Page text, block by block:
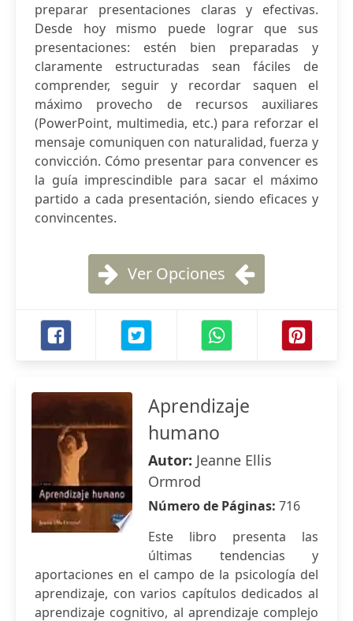
preparar presentaciones claras y efectivas.
Desde hoy mismo puede lograr que sus
presentaciones: estén bien preparadas y
claramente estructuradas sean fáciles de
comprender, seguir y recordar saquen el
máximo provecho de recursos auxiliares
(PowerPoint, multimedia, etc.) para reforzar el
mensaje comuniquen con naturalidad, fuerza y
convicción. Cómo presentar para convencer es
la guía imprescindible para sacar el máximo
partido a cada presentación, siendo eficaces y
convincentes.
Ver Opciones
Aprendizaje
humano
Autor: Jeanne Ellis
Ormrod
Número de Páginas: 716
Este libro presenta las
últimas tendencias y
aportaciones en el campo de la psicología del
aprendizaje, con varios capítulos dedicados al
aprendizaje cognitivo, al aprendizaje complejo